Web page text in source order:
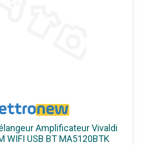
Amplificateur Vivaldi
WIFI USB BT MA5120BTK